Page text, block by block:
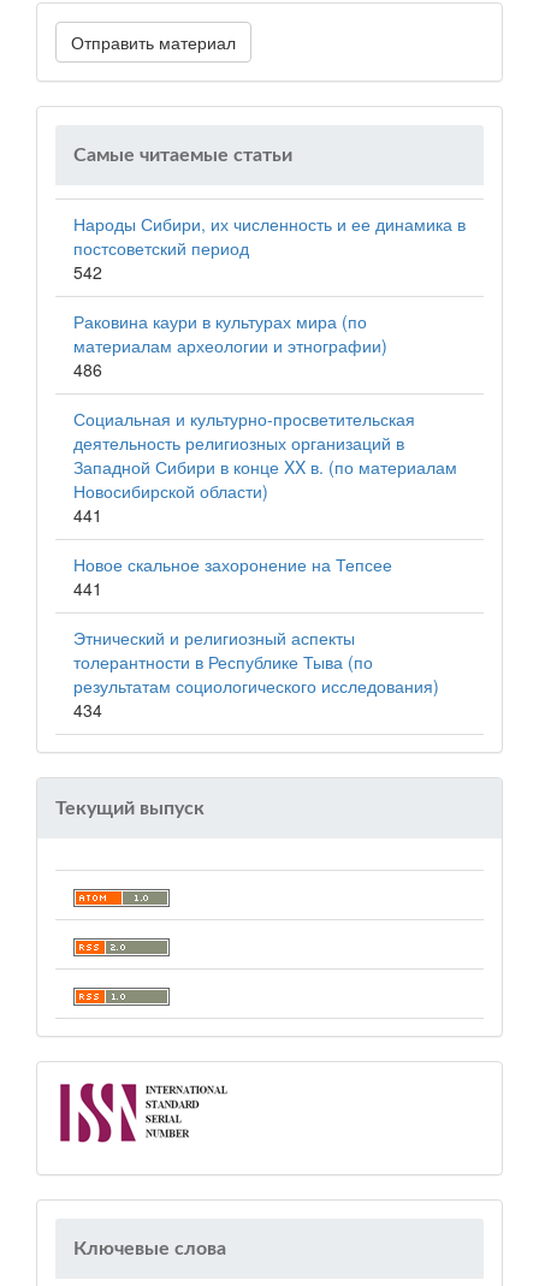
Отправить материал
Самые читаемые статьи
Народы Сибири, их численность и ее динамика в
постсоветский период
542
Раковина каури в культурах мира (по
материалам археологии и этнографии)
486
Социальная и культурно-просветительская
деятельность религиозных организаций в
Западной Сибири в конце XX в. (по материалам
Новосибирской области)
441
Новое скальное захоронение на Тепсее
441
Этнический и религиозный аспекты
толерантности в Республике Тыва (по
результатам социологического исследования)
434
Текущий выпуск
Ключевые слова